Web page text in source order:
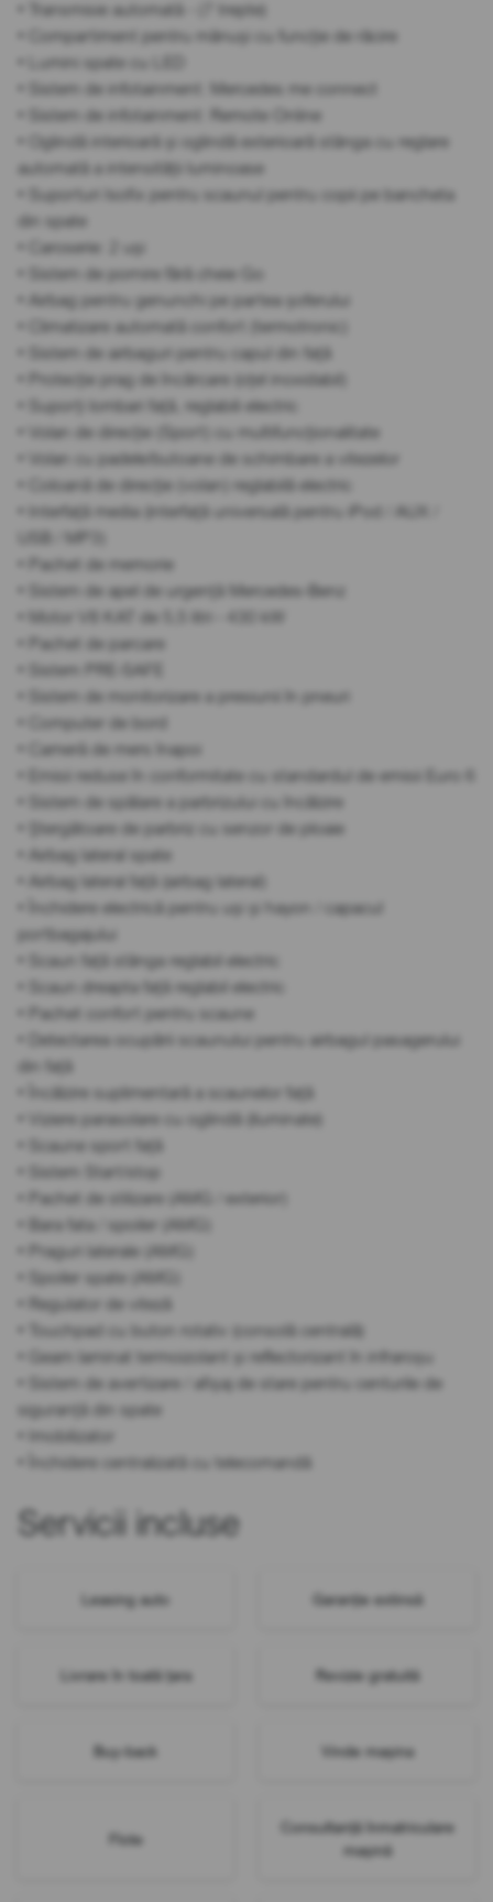
• Transmisie automată - (7 trepte)
• Compartiment pentru mănuși cu funcție de răcire
• Lumini spate cu LED
• Sistem de infotainment: Mercedes me connect
• Sistem de infotainment: Remote Online
• Oglindă interioară și oglindă exterioară stânga cu reglare
automată a intensității luminoase
• Suporturi Isofix pentru scaunul pentru copii pe bancheta
din spate
• Caroserie: 2 uși
• Sistem de pornire fără cheie Go
• Airbag pentru genunchi pe partea șoferului
• Climatizare automată confort (termotronic)
• Sistem de airbaguri pentru capul din față
• Protecție prag de încărcare (oțel inoxidabil)
• Suporți lombari față, reglabili electric
• Volan de direcție (Sport) cu multifuncționalitate
• Volan cu padele/butoane de schimbare a vitezelor
• Coloană de direcție (volan) reglabilă electric
• Interfață media (interfață universală pentru iPod / AUX /
USB / MP3)
• Pachet de memorie
• Sistem de apel de urgență Mercedes-Benz
• Motor V8 KAT de 5,5 litri - 430 kW
• Pachet de parcare
• Sistem PRE-SAFE
• Sistem de monitorizare a presiunii în pneuri
• Computer de bord
• Cameră de mers înapoi
• Emisii reduse în conformitate cu standardul de emisii Euro 6
• Sistem de spălare a parbrizului cu încălzire
• Ștergătoare de parbriz cu senzor de ploaie
• Airbag lateral spate
• Airbag lateral față (airbag lateral)
• Închidere electrică pentru uși și hayon / capacul
portbagajului
• Scaun față stânga reglabil electric
• Scaun dreapta față reglabil electric
• Pachet confort pentru scaune
• Detectarea ocupării scaunului pentru airbagul pasagerului
din față
• Încălzire suplimentară a scaunelor față
• Viziere parasolare cu oglindă (iluminate)
• Scaune sport față
• Sistem Start/stop
• Pachet de stilizare (AMG / exterior)
• Bara fata / spoiler (AMG)
• Praguri laterale (AMG)
• Spoiler spate (AMG)
• Regulator de viteză
• Touchpad cu buton rotativ (consolă centrală)
• Geam laminat termoizolant și reflectorizant în infraroșu
• Sistem de avertizare / afișaj de stare pentru centurile de
siguranță din spate
• Imobilizator
• Închidere centralizată cu telecomandă
Servicii incluse
Leasing auto Garanție extinsă
Livrare în toată țara Revizie gratuită
Buy-back Vinde mașina
Flote
Consultanță înmatriculare
mașină